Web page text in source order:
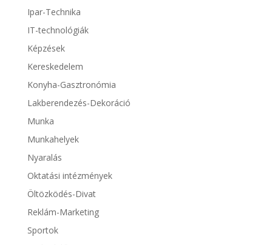
Ipar-Technika
IT-technológiák
Képzések
Kereskedelem
Konyha-Gasztronómia
Lakberendezés-Dekoráció
Munka
Munkahelyek
Nyaralás
Oktatási intézmények
Öltözködés-Divat
Reklám-Marketing
Sportok